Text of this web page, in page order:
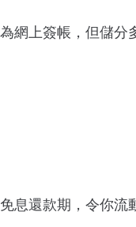
網上簽帳，但儲分
息還款期，令你流